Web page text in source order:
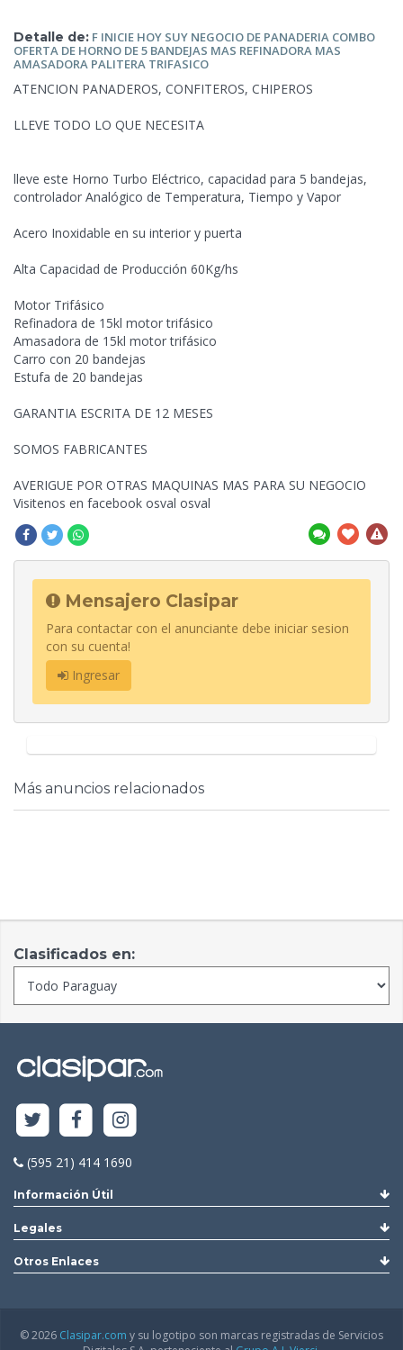
Detalle de: F INICIE HOY SUY NEGOCIO DE PANADERIA COMBO
OFERTA DE HORNO DE 5 BANDEJAS MAS REFINADORA MAS
AMASADORA PALITERA TRIFASICO
ATENCION PANADEROS, CONFITEROS, CHIPEROS
LLEVE TODO LO QUE NECESITA
lleve este Horno Turbo Eléctrico, capacidad para 5 bandejas,
controlador Analógico de Temperatura, Tiempo y Vapor
Acero Inoxidable en su interior y puerta
Alta Capacidad de Producción 60Kg/hs
Motor Trifásico
Refinadora de 15kl motor trifásico
Amasadora de 15kl motor trifásico
Carro con 20 bandejas
Estufa de 20 bandejas
GARANTIA ESCRITA DE 12 MESES
SOMOS FABRICANTES
AVERIGUE POR OTRAS MAQUINAS MAS PARA SU NEGOCIO
Visitenos en facebook osval osval
Mensajero Clasipar
Para contactar con el anunciante debe iniciar sesion
con su cuenta!
Ingresar
Más anuncios relacionados
Clasificados en:
(595 21) 414 1690
Información Útil
Legales
Otros Enlaces
© 2026 Clasipar.com y su logotipo son marcas registradas de Servicios